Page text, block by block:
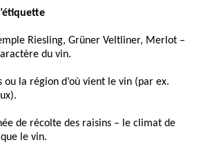
Riesling, Grüner Veltliner, Merlot –
du vin.
ou la région d’où vient le vin (par ex.
de récolte des raisins – le climat de
le vin.